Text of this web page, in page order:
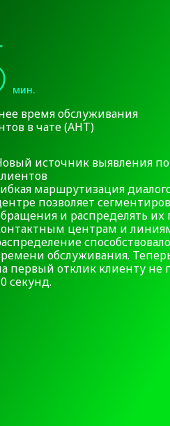
мин.
время обслуживания
в чате (АНТ)
источник выявления
маршрутизация
позволяет
и распределять
центрам и
обслуживания.
первый отклик клиенту не
секунд.